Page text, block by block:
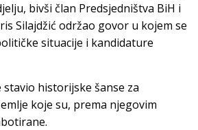
bivši član Predsjedništva BiH i
Silajdžić održao govor u kojem se
situacije i kandidature
historijske šanse za
koje su, prema njegovim